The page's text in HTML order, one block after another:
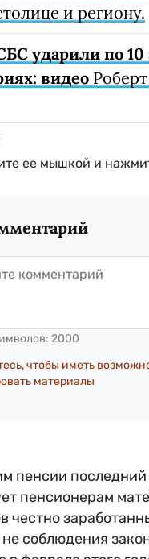
и региону.
ударили по
видео
ее мышкой и
2000
чтобы иметь
материалы
пенсии последний
пенсионерам
честно
соблюдения